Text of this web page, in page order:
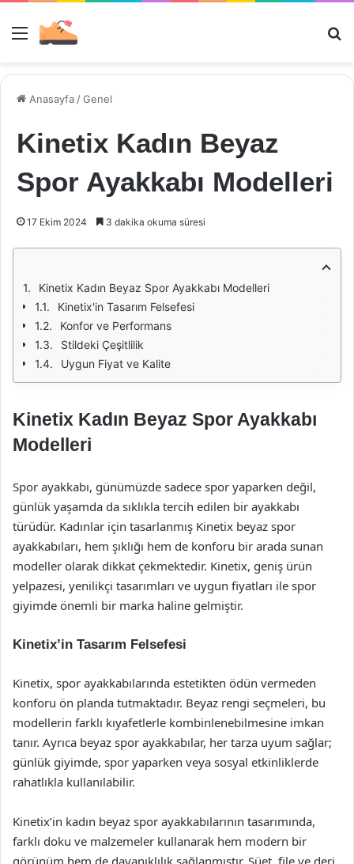
Menü
Anasayfa /Genel
Kinetix Kadın Beyaz
Spor Ayakkabı Modelleri
17 Ekim 2024 3 dakika okuma süresi
Kinetix Kadın Beyaz Spor Ayakkabı Modelleri
Kinetix'in Tasarım Felsefesi
Konfor ve Performans
Stildeki Çeşitlilik
Uygun Fiyat ve Kalite
Kinetix Kadın Beyaz Spor Ayakkabı
Modelleri
Spor ayakkabı, günümüzde sadece spor yaparken değil,
günlük yaşamda da sıklıkla tercih edilen bir ayakkabı
türüdür. Kadınlar için tasarlanmış Kinetix beyaz spor
ayakkabıları, hem şıklığı hem de konforu bir arada sunan
modeller olarak dikkat çekmektedir. Kinetix, geniş ürün
yelpazesi, yenilikçi tasarımları ve uygun fiyatları ile spor
giyimde önemli bir marka haline gelmiştir.
Kinetix’in Tasarım Felsefesi
Kinetix, spor ayakkabılarında estetikten ödün vermeden
konforu ön planda tutmaktadır. Beyaz rengi seçmeleri, bu
modellerin farklı kıyafetlerle kombinlenebilmesine imkan
tanır. Ayrıca beyaz spor ayakkabılar, her tarza uyum sağlar;
günlük giyimde, spor yaparken veya sosyal etkinliklerde
rahatlıkla kullanılabilir.
Kinetix’in kadın beyaz spor ayakkabılarının tasarımında,
farklı doku ve malzemeler kullanarak hem modern bir
görünüm hem de dayanıklılık sağlanmıştır. Süet, file ve deri